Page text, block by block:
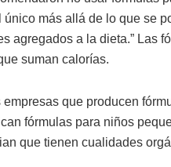
más allá de lo que se
agregados a la dieta.” Las
suman calorías.
que producen
fórmulas para niños
que tienen cualidades